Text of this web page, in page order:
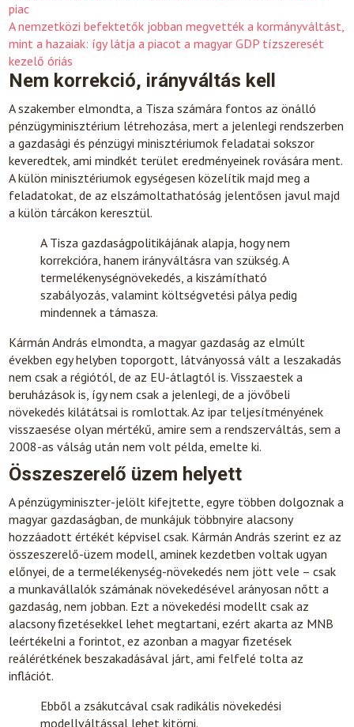
piac
A nemzetközi befektetők jobban megvették a kormányváltást,
mint a hazaiak: így látja a piacot a magyar GDP tízszeresét
kezelő óriás
Nem korrekció, irányváltás kell
A szakember elmondta, a Tisza számára fontos az önálló
pénzügyminisztérium létrehozása, mert a jelenlegi rendszerben
a gazdasági és pénzügyi minisztériumok feladatai sokszor
keveredtek, ami mindkét terület eredményeinek rovására ment.
A külön minisztériumok egységesen közelítik majd meg a
feladatokat, de az elszámoltathatóság jelentősen javul majd
a külön tárcákon keresztül.
A Tisza gazdaságpolitikájának alapja, hogy nem
korrekcióra, hanem irányváltásra van szükség. A
termelékenységnövekedés, a kiszámítható
szabályozás, valamint költségvetési pálya pedig
mindennek a támasza.
Kármán András elmondta, a magyar gazdaság az elmúlt
években egy helyben toporgott, látványossá vált a leszakadás
nem csak a régiótól, de az EU-átlagtól is. Visszaestek a
beruházások is, így nem csak a jelenlegi, de a jövőbeli
növekedés kilátátsai is romlottak. Az ipar teljesítményének
visszaesése olyan mértékű, amire sem a rendszerváltás, sem a
2008-as válság után nem volt példa, emelte ki.
Összeszerelő üzem helyett
A pénzügyminiszter-jelölt kifejtette, egyre többen dolgoznak a
magyar gazdaságban, de munkájuk többnyire alacsony
hozzáadott értékét képvisel csak. Kármán András szerint ez az
összeszerelő-üzem modell, aminek kezdetben voltak ugyan
előnyei, de a termelékenység-növekedés nem jött vele – csak
a munkavállalók számának növekedésével arányosan nőtt a
gazdaság, nem jobban. Ezt a növekedési modellt csak az
alacsony fizetésekkel lehet megtartani, ezért akarta az MNB
leértékelni a forintot, ez azonban a magyar fizetések
reálérétkének beszakadásával járt, ami felfelé tolta az
inflációt.
Ebből a zsákutcával csak radikális növekedési
modellváltással lehet kitörni.